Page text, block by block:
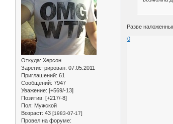
Откуда: Херсон
Зарегистрирован: 07.05.2011
Приглашений: 61
Сообщений: 7947
Уважение: [+569/-13]
Позитив: [+217/-8]
Пол: Мужской
Возраст: 43 [1983-07-17]
Провел на форуме:
Разве
0